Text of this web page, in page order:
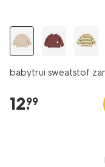
babytrui sweatstof
12.
99